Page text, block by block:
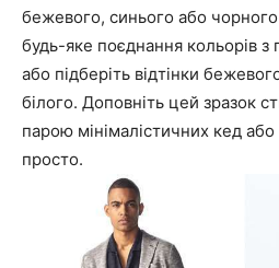
бежевого, синього або
будь-яке поєднання кольорів з
або підберіть відтінки
білого. Доповніть цей зразок
парою мінімалістичних кед
просто.